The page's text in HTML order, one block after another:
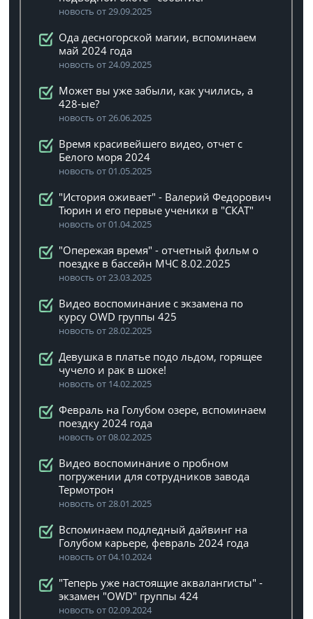
новость от 29.09.2025
Ода десногорской магии, вспоминаем
май 2024 года
новость от 24.09.2025
Может вы уже забыли, как учились, а
428-ые?
новость от 26.06.2025
Время красивейшего видео, отчет с
Белого моря 2024
новость от 01.05.2025
"История оживает" - Валерий Федорович
Тюрин и его первые ученики в "СКАТ"
новость от 01.04.2025
"Опережая время" - отчетный фильм о
поездке в бассейн МЧС 8.02.2025
новость от 23.03.2025
Видео воспоминание с экзамена по
курсу OWD группы 425
новость от 28.02.2025
Девушка в платье подо льдом, горящее
чучело и рак в шоке!
новость от 14.02.2025
Февраль на Голубом озере, вспоминаем
поездку 2024 года
новость от 08.02.2025
Видео воспоминание о пробном
погружении для сотрудников завода
Термотрон
новость от 28.01.2025
Вспоминаем подледный дайвинг на
Голубом карьере, февраль 2024 года
новость от 04.10.2024
"Теперь уже настоящие аквалангисты" -
экзамен "OWD" группы 424
новость от 02.09.2024